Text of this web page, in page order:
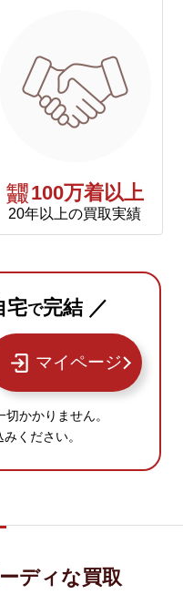
年間
買取 100万着以上
20年以上の買取実績
宅で完結 ／
マイページ
かかりません。
ください。
ディな買取